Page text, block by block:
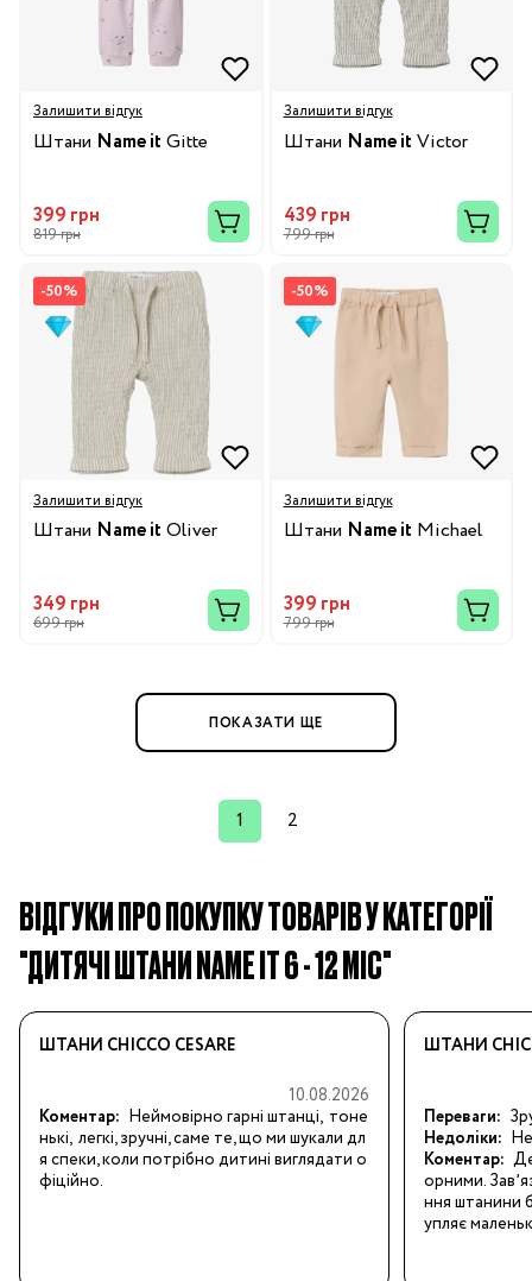
Залишити відгук
Штани Name it Gitte
399 грн
819 грн
Залишити відгук
Штани Name it Victor
439 грн
799 грн
-50%
Залишити відгук
Штани Name it Oliver
349 грн
699 грн
-50%
Залишити відгук
Штани Name it Michael
399 грн
799 грн
ПОКАЗАТИ ЩЕ
1 2
ВІДГУКИ ПРО ПОКУПКУ ТОВАРІВ У КАТЕГОРІЇ
"ДИТЯЧІ ШТАНИ NAME IT 6 - 12 МІС"
ШТАНИ CHICCO CESARE
10.08.2026
Коментар: Неймовірно гарні штанці,  тоне
нькі,  легкі, зручні, саме те, що ми шукали дл
я спеки, коли потрібно дитині виглядати о
фіційно.
ШТАНИ
Переваги:
Недоліки:
Коментар:
орними.
ння штанини
упляє